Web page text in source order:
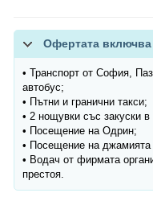
Офертата включва
• Транспорт от София,
автобус;
• Пътни и гранични такси;
• 2 нощувки със закуски
• Посещение на Одрин;
• Посещение на
• Водач от фирмата
престоя.